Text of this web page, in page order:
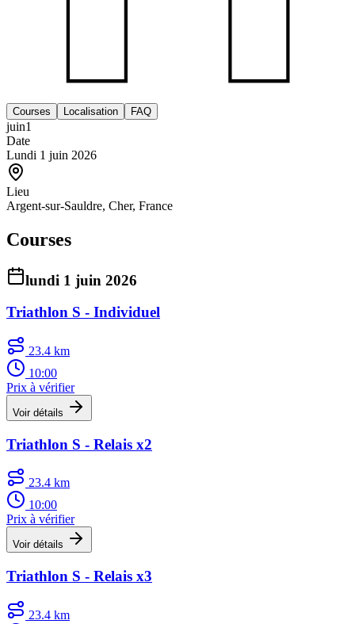
Courses Localisation FAQ
juin1
Date
Lundi 1 juin 2026
Lieu
Argent-sur-Sauldre, Cher, France
Courses
lundi 1 juin 2026
Triathlon S - Individuel
23.4 km
10:00
Prix à vérifier
Voir détails
Triathlon S - Relais x2
23.4 km
10:00
Prix à vérifier
Voir détails
Triathlon S - Relais x3
23.4 km